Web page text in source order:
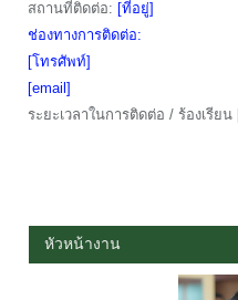
สถานที่ติดต่อ: [ที่อยู่]
ช่องทางการติดต่อ:
[โทรศัพท์]
[email]
ระยะเวลาในการติดต่อ / ร้องเรียน
หัวหน้างาน